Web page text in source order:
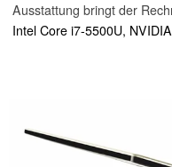
Ausstattung bringt der
ist aber das tolle IPS-
Intel Core i7-5500U,